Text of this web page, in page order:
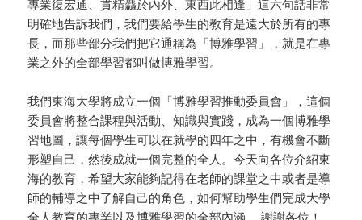
專業復宏通、貫精麤於內外、東西此相逢」這六句話非常
明確地告訴我們，我們要給學生的教育是遠大於所有的專
長，而那些部分我們把它通稱為「博雅學習」，就是在專
業之外的全部學習都叫做博雅學習。
我們東海大學將成立一個「博雅學習推動委員會」，這個
委員會將整合課程與活動、知識與實踐，成為一個博雅學
習地圖，讓每個學生可以在就學的四年之中，有機會不斷
形塑自己，然後成就一個完整的全人。今天向各位介紹東
海的教育，希望大家能夠記得在老師的課堂之中或者是導
師的輔導之中了解自己的角色，如何幫助學生們完成大學
全人教育的專業以及博雅學習的全部內涵。 謝謝各位！